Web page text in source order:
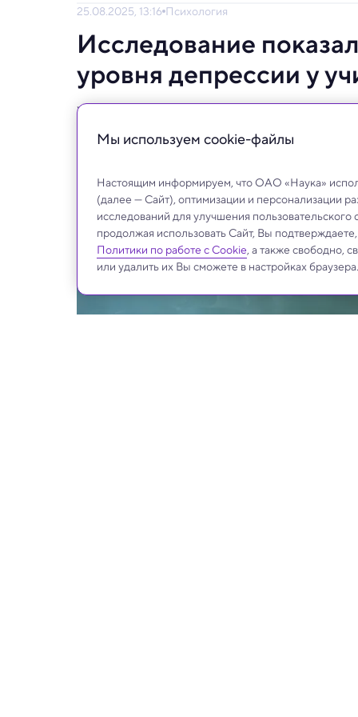
25.08.2025, 13:16 Психология
Исследование
уровня депрессии у
Учителя с высоким уровнем стресса
внимания и поддержки.
Мы используем сookie-файлы
Настоящим информируем, что ОАО «Наука»
(далее — Сайт), оптимизации и персонализации
исследований для улучшения
продолжая использовать Сайт, Вы
Политики по работе с Cookie, а также свободно,
или удалить их Вы сможете в настройках браузера.